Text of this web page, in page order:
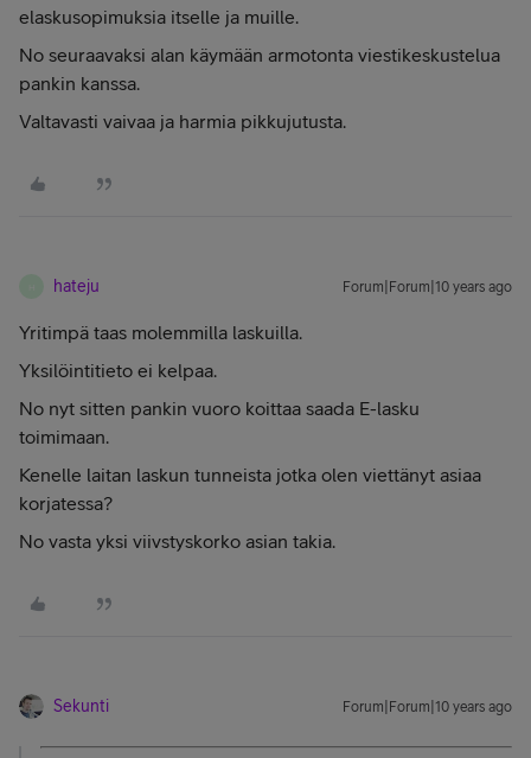
elaskusopimuksia itselle ja muille.
No seuraavaksi alan käymään armotonta viestikeskustelua
pankin kanssa.
Valtavasti vaivaa ja harmia pikkujutusta.
hateju Forum|Forum|10 years ago
Yritimpä taas molemmilla laskuilla.
Yksilöintitieto ei kelpaa.
No nyt sitten pankin vuoro koittaa saada E-lasku
toimimaan.
Kenelle laitan laskun tunneista jotka olen viettänyt asiaa
korjatessa?
No vasta yksi viivstyskorko asian takia.
Sekunti Forum|Forum|10 years ago